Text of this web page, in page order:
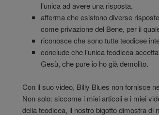
l’unica ad avere una risposta,
afferma che esistono diverse
come privazione del Bene, per il
riconosce che sono tutte teodicee
conclude che l’unica teodicea
Gesù, che pure io ho già demolito.
Con il suo video, Billy Blues non fornisce
Non solo: siccome i miei articoli e i miei
della teodicea, il nostro bigotto dimostra di